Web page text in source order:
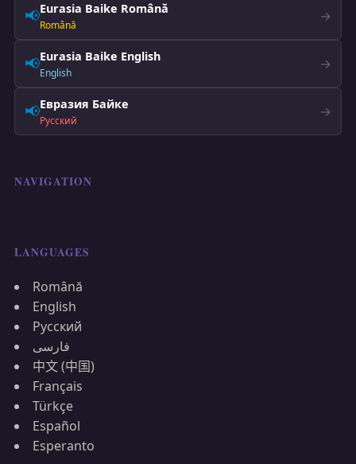
📢Eurasia Baike Română
Română
→
📢Eurasia Baike English
English
→
📢Евразия Байке
Русский
→
NAVIGATION
LANGUAGES
Română
English
Русский
فارسی
中文 (中国)
Français
Türkçe
Español
Esperanto